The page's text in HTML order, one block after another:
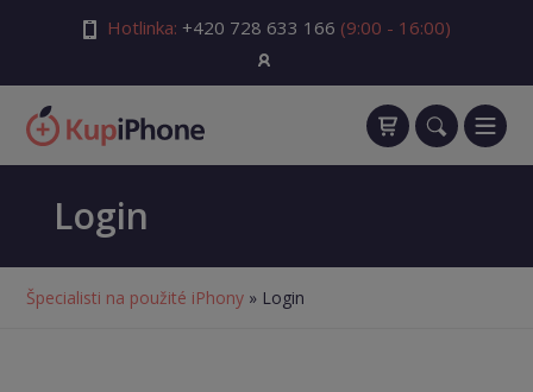
Hotlinka: +420 728 633 166 (9:00 - 16:00)
Login
Špecialisti na použité iPhony » Login